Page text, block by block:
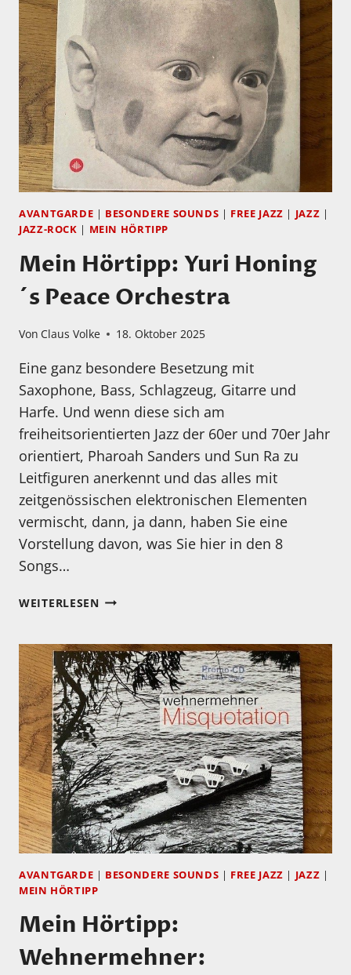
HEMISPHERE
4.
KAPITEL
ZWEI
AVANTGARDE | BESONDERE SOUNDS | FREE JAZZ | JAZZ |
JAZZ-ROCK | MEIN HÖRTIPP
Mein Hörtipp: Yuri Honing
´s Peace Orchestra
Von Claus Volke 18. Oktober 2025
Eine ganz besondere Besetzung mit
Saxophone, Bass, Schlagzeug, Gitarre und
Harfe. Und wenn diese sich am
freiheitsorientierten Jazz der 60er und 70er Jahr
orientiert, Pharoah Sanders und Sun Ra zu
Leitfiguren anerkennt und das alles mit
zeitgenössischen elektronischen Elementen
vermischt, dann, ja dann, haben Sie eine
Vorstellung davon, was Sie hier in den 8
Songs…
WEITERLESENMEIN
HONING
´S
PEACE
ORCHESTRA
AVANTGARDE | BESONDERE SOUNDS | FREE JAZZ | JAZZ |
MEIN HÖRTIPP
Mein Hörtipp:
Wehnermehner: